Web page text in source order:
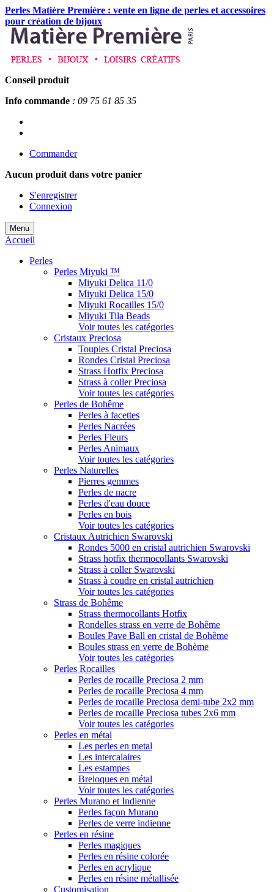
Perles Matière Première : vente en ligne de perles et accessoires
pour création de bijoux
Conseil produit
Info commande : 09 75 61 85 35
Commander
Aucun produit dans votre panier
S'enregistrer
Connexion
Menu
Accueil
Perles
Perles Miyuki ™
Miyuki Delica 11/0
Miyuki Delica 15/0
Miyuki Rocailles 15/0
Miyuki Tila Beads
Voir toutes les catégories
Cristaux Preciosa
Toupies Cristal Preciosa
Rondes Cristal Preciosa
Strass Hotfix Preciosa
Strass à coller Preciosa
Voir toutes les catégories
Perles de Bohême
Perles à facettes
Perles Nacrées
Perles Fleurs
Perles Animaux
Voir toutes les catégories
Perles Naturelles
Pierres gemmes
Perles de nacre
Perles d'eau douce
Perles en bois
Voir toutes les catégories
Cristaux Autrichien Swarovski
Rondes 5000 en cristal autrichien Swarovski
Strass hotfix thermocollants Swarovski
Strass à coller Swarovski
Strass à coudre en cristal autrichien
Voir toutes les catégories
Strass de Bohême
Strass thermocollants Hotfix
Rondelles strass en verre de Bohême
Boules Pave Ball en cristal de Bohême
Boules strass en verre de Bohème
Voir toutes les catégories
Perles Rocailles
Perles de rocaille Preciosa 2 mm
Perles de rocaille Preciosa 4 mm
Perles de rocaille Preciosa demi-tube 2x2 mm
Perles de rocaille Preciosa tubes 2x6 mm
Voir toutes les catégories
Perles en métal
Les perles en metal
Les intercalaires
Les estampes
Breloques en métal
Voir toutes les catégories
Perles Murano et Indienne
Perles façon Murano
Perles de verre indienne
Perles en résine
Perles magiques
Perles en résine colorée
Perles en acrylique
Perles en résine métallisée
Customisation